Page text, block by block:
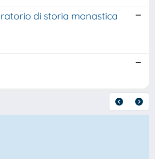
di storia monastica